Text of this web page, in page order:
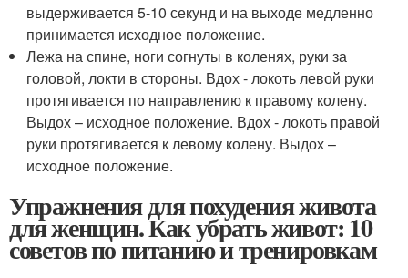
выдерживается 5-10 секунд и на выходе медленно
принимается исходное положение.
Лежа на спине, ноги согнуты в коленях, руки за
головой, локти в стороны. Вдох - локоть левой руки
протягивается по направлению к правому колену.
Выдох – исходное положение. Вдох - локоть правой
руки протягивается к левому колену. Выдох –
исходное положение.
Упражнения для похудения живота
для женщин. Как убрать живот: 10
советов по питанию и тренировкам